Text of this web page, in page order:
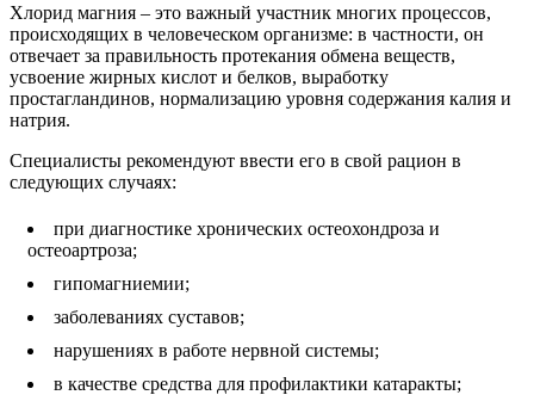
Хлорид магния – это важный участник многих процессов,
происходящих в человеческом организме: в частности, он
отвечает за правильность протекания обмена веществ,
усвоение жирных кислот и белков, выработку
простагландинов, нормализацию уровня содержания калия и
натрия.
Специалисты рекомендуют ввести его в свой рацион в
следующих случаях:
при диагностике хронических остеохондроза и
остеоартроза;
гипомагниемии;
заболеваниях суставов;
нарушениях в работе нервной системы;
в качестве средства для профилактики катаракты;